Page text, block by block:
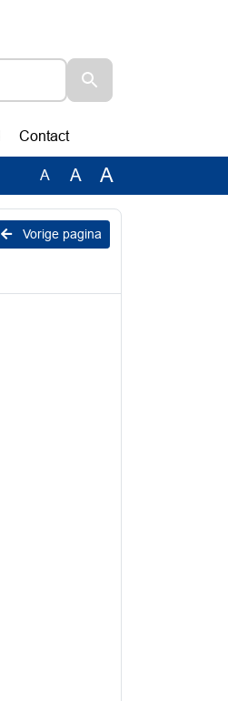
Contact
A A A
Vorige pagina